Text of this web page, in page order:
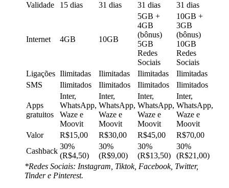
Validade
15 dias 31 dias 31 dias 31 dias
Internet 4GB 10GB
5GB +
4GB
(bônus)
5GB
Redes
Sociais
10GB +
3GB
(bônus)
10GB
Redes
Sociais
Ligações Ilimitadas Ilimitadas Ilimitadas
Ilimitadas
SMS
Ilimitados Ilimitados Ilimitados Ilimitados
Apps
gratuitos
Inter,
WhatsApp,
Waze e
Moovit
Inter,
WhatsApp,
Waze e
Moovit
Inter,
WhatsApp,
Waze e
Moovit
Inter,
WhatsApp,
Waze e
Moovit
Valor
R$15,00 R$30,00 R$45,00
R$70,00
Cashback
30%
(R$4,50)
30%
(R$9,00)
30%
(R$13,50)
30%
(R$21,00)
*Redes Sociais: Instagram, Tiktok, Facebook, Twitter,
Tinder e Pinterest.